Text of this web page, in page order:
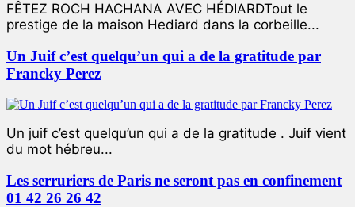
FÊTEZ ROCH HACHANA AVEC HÉDIARDTout le
prestige de la maison Hediard dans la corbeille...
Un Juif c’est quelqu’un qui a de la gratitude par
Francky Perez
Un juif c’est quelqu’un qui a de la gratitude . Juif vient
du mot hébreu...
Les serruriers de Paris ne seront pas en confinement
01 42 26 26 42